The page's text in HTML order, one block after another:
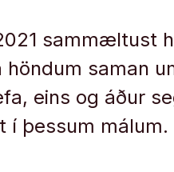
sammæltust
saman
eins og áður
í þessum